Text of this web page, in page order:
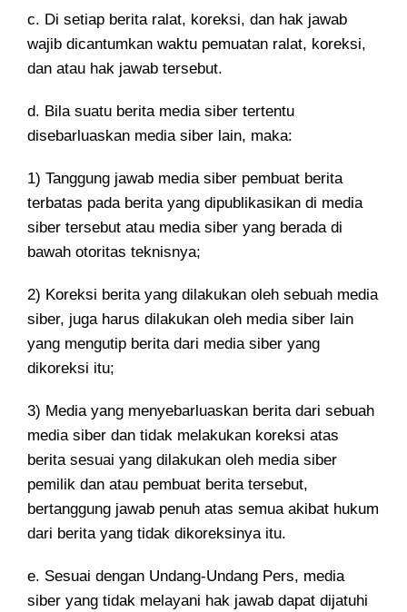
c. Di setiap berita ralat, koreksi, dan hak jawab
wajib dicantumkan waktu pemuatan ralat, koreksi,
dan atau hak jawab tersebut.
d. Bila suatu berita media siber tertentu
disebarluaskan media siber lain, maka:
1) Tanggung jawab media siber pembuat berita
terbatas pada berita yang dipublikasikan di media
siber tersebut atau media siber yang berada di
bawah otoritas teknisnya;
2) Koreksi berita yang dilakukan oleh sebuah media
siber, juga harus dilakukan oleh media siber lain
yang mengutip berita dari media siber yang
dikoreksi itu;
3) Media yang menyebarluaskan berita dari sebuah
media siber dan tidak melakukan koreksi atas
berita sesuai yang dilakukan oleh media siber
pemilik dan atau pembuat berita tersebut,
bertanggung jawab penuh atas semua akibat hukum
dari berita yang tidak dikoreksinya itu.
e. Sesuai dengan Undang-Undang Pers, media
siber yang tidak melayani hak jawab dapat dijatuhi